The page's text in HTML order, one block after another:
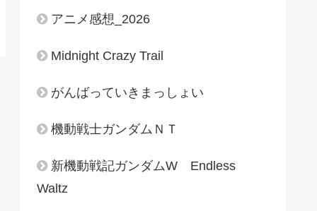
アニメ感想_2026
Midnight Crazy Trail
がんばっていきまっしょい
機動戦士ガンダムＮＴ
新機動戦記ガンダムW Endless
Waltz